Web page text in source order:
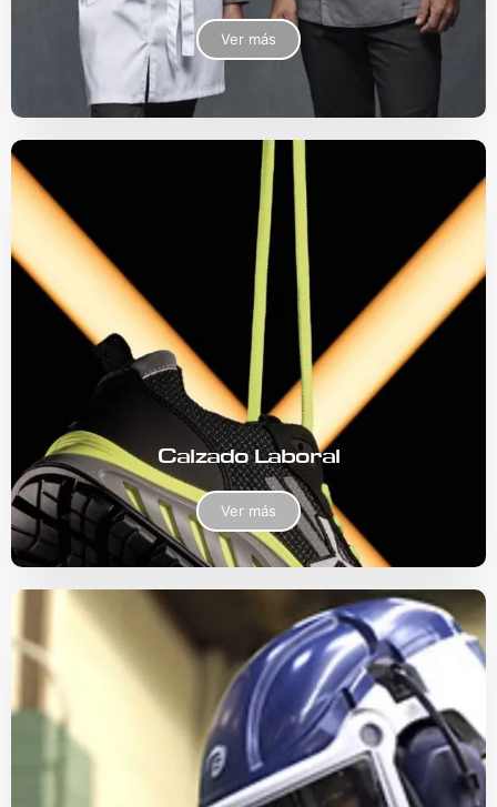
Ver más
Calzado Laboral
Ver más